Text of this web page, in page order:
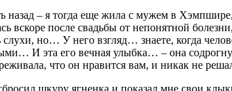
назад – я тогда еще жила с мужем в
вскоре после свадьбы от непонятной
но… У него взгляд… знаете, когда
И эта его вечная улыбка… – она
что он нравится вам, и никак не
шкуру ягненка и показал мне свои